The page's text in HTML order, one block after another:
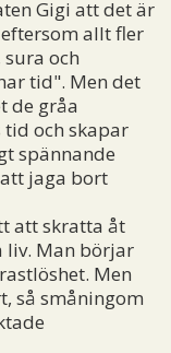
Gigi att det är
allt fler
och
tid". Men det
de gråa
och skapar
spännande
jaga bort
att skratta åt
liv. Man börjar
Men
så småningom